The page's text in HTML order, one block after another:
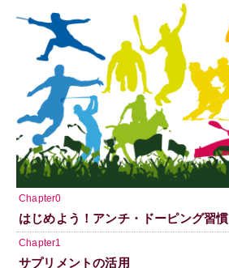
Chapter0
はじめよう！アンチ・ドーピング習慣
Chapter1
サプリメントの活用